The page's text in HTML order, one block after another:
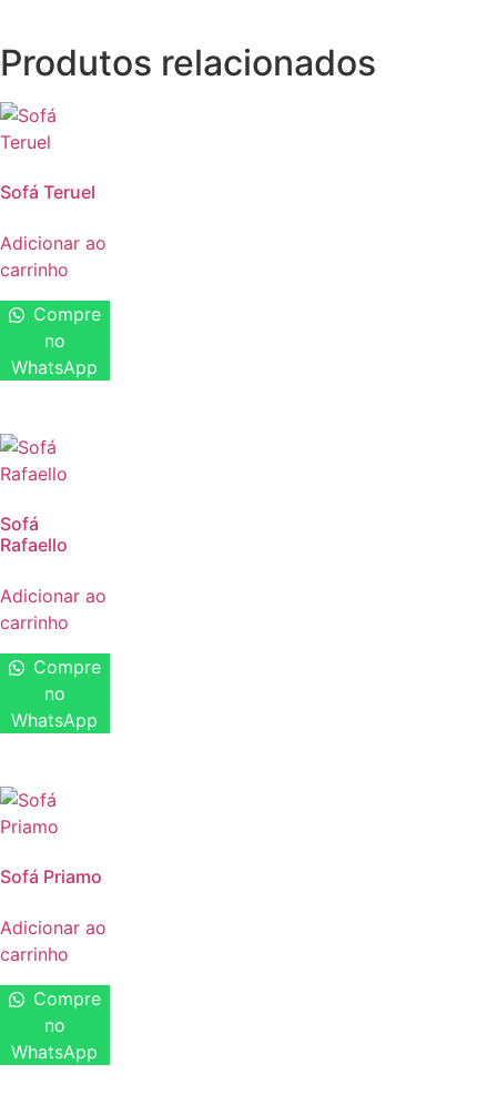
Produtos relacionados
Sofá Teruel
Adicionar ao
carrinho
Compre
no
WhatsApp
Sofá
Rafaello
Adicionar ao
carrinho
Compre
no
WhatsApp
Sofá Priamo
Adicionar ao
carrinho
Compre
no
WhatsApp